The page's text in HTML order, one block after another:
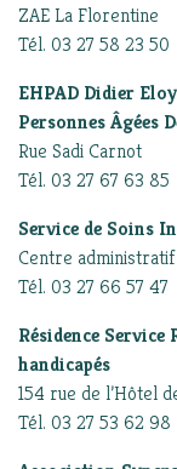
ZAE La Florentine
Tél. 03 27 58 23 50
EHPAD Didier
Personnes Âgées
Rue Sadi Carnot
Tél. 03 27 67 63 85
Service de Soins
Centre
Tél. 03 27 66 57 47
Résidence
handicapés
154 rue de l’Hôtel
Tél. 03 27 53 62 98